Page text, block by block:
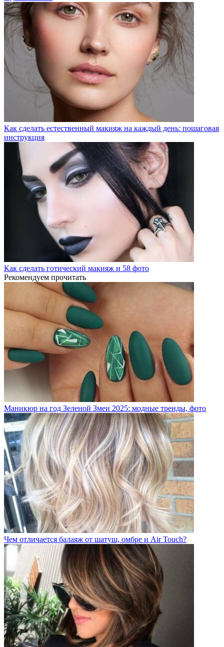
Как сделать естественный макияж на каждый день: пошаговая
инструкция
Как сделать готический макияж и 58 фото
Рекомендуем прочитать
Маникюр на год Зеленой Змеи 2025: модные тренды, фото
Чем отличается балаяж от шатуш, омбре и Air Touch?